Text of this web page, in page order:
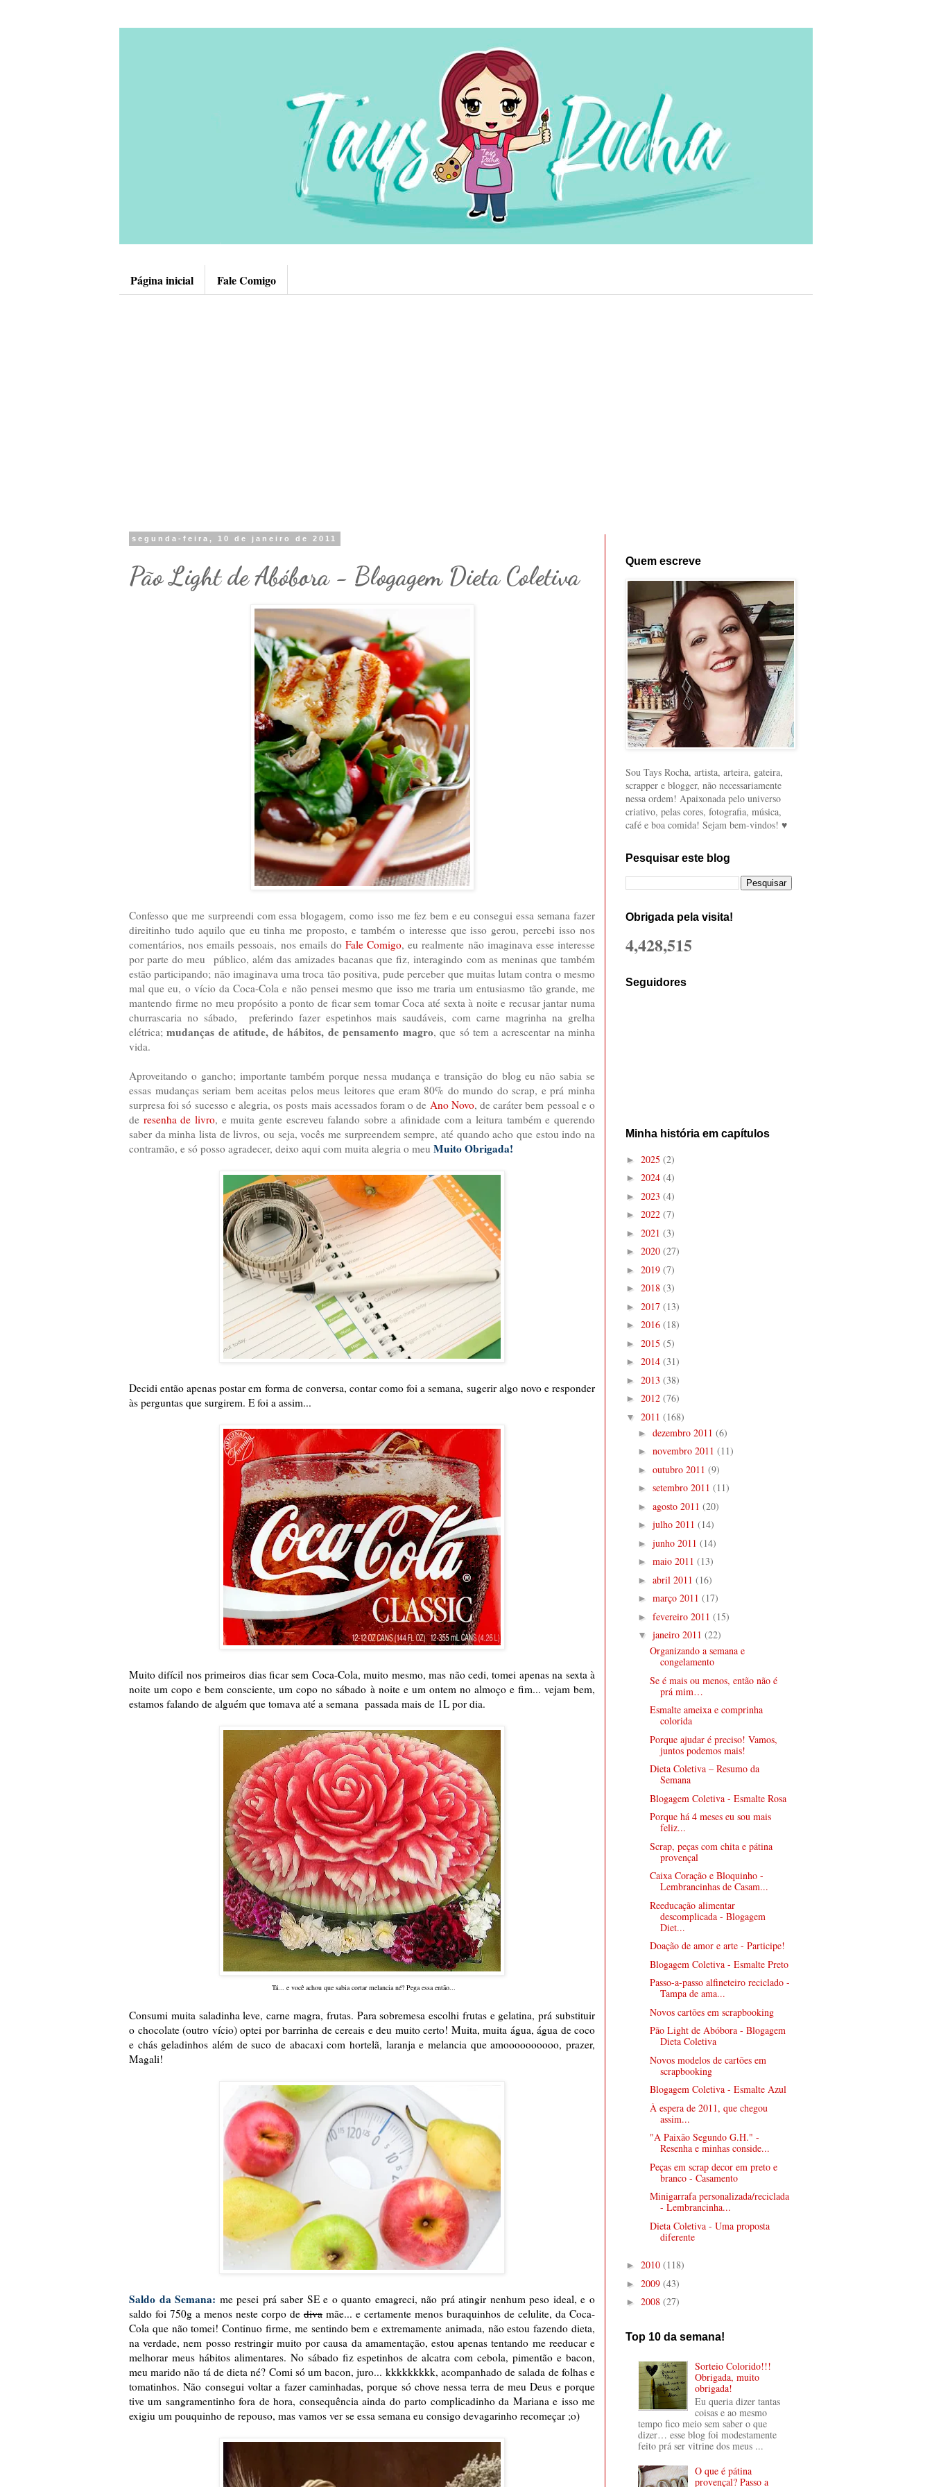
Página inicial Fale Comigo
segunda-feira, 10 de janeiro de 2011
Pão Light de Abóbora - Blogagem Dieta Coletiva
Confesso que me surpreendi com essa blogagem, como isso me fez bem e eu consegui essa semana fazer
direitinho tudo aquilo que eu tinha me proposto, e também o interesse que isso gerou, percebi isso nos
comentários, nos emails pessoais, nos emails do Fale Comigo, eu realmente não imaginava esse interesse
por parte do meu público, além das amizades bacanas que fiz, interagindo com as meninas que também
estão participando; não imaginava uma troca tão positiva, pude perceber que muitas lutam contra o mesmo
mal que eu, o vício da Coca-Cola e não pensei mesmo que isso me traria um entusiasmo tão grande, me
mantendo firme no meu propósito a ponto de ficar sem tomar Coca até sexta à noite e recusar jantar numa
churrascaria no sábado, preferindo fazer espetinhos mais saudáveis, com carne magrinha na grelha
elétrica;mudanças de atitude, de hábitos, de pensamento magro, que só tem a acrescentar na minha
vida.
Aproveitando o gancho; importante também porque nessa mudança e transição do blog eu não sabia se
essas mudanças seriam bem aceitas pelos meus leitores que eram 80% do mundo do scrap, e prá minha
surpresa foi só sucesso e alegria, os posts mais acessados foram o de Ano Novo, de caráter bem pessoal e o
de resenha de livro, e muita gente escreveu falando sobre a afinidade com a leitura também e querendo
saber da minha lista de livros, ou seja, vocês me surpreendem sempre, até quando acho que estou indo na
contramão, e só posso agradecer, deixo aqui com muita alegria o meu Muito Obrigada!
Decidi então apenas postar em forma de conversa, contar como foi a semana, sugerir algo novo e responder
às perguntas que surgirem. E foi a assim...
Muito difícil nos primeiros dias ficar sem Coca-Cola, muito mesmo, mas não cedi, tomei apenas na sexta à
noite um copo e bem consciente, um copo no sábado à noite e um ontem no almoço e fim... vejam bem,
estamos falando de alguém que tomava até a semana passada mais de 1L por dia.
Tá... e você achou que sabia cortar melancia né? Pega essa então...
Consumi muita saladinha leve, carne magra, frutas. Para sobremesa escolhi frutas e gelatina, prá substituir
o chocolate (outro vício) optei por barrinha de cereais e deu muito certo! Muita, muita água, água de coco
e chás geladinhos além de suco de abacaxi com hortelã, laranja e melancia que amoooooooooo, prazer,
Magali!
Saldo da Semana: me pesei prá saber SE e o quanto emagreci, não prá atingir nenhum peso ideal, e o
saldo foi 750g a menos neste corpo de diva mãe... e certamente menos buraquinhos de celulite, da Coca-
Cola que não tomei! Continuo firme, me sentindo bem e extremamente animada, não estou fazendo dieta,
na verdade, nem posso restringir muito por causa da amamentação, estou apenas tentando me reeducar e
melhorar meus hábitos alimentares. No sábado fiz espetinhos de alcatra com cebola, pimentão e bacon,
meu marido não tá de dieta né? Comi só um bacon, juro... kkkkkkkkk, acompanhado de salada de folhas e
tomatinhos. Não consegui voltar a fazer caminhadas, porque só chove nessa terra de meu Deus e porque
tive um sangramentinho fora de hora, consequência ainda do parto complicadinho da Mariana e isso me
exigiu um pouquinho de repouso, mas vamos ver se essa semana eu consigo devagarinho recomeçar ;o)
Quem escreve
Sou Tays Rocha, artista, arteira, gateira,
scrapper e blogger, não necessariamente
nessa ordem! Apaixonada pelo universo
criativo, pelas cores, fotografia, música,
café e boa comida! Sejam bem-vindos! ♥
Pesquisar este blog
Obrigada pela visita!
4,428,515
Seguidores
Minha história em capítulos
► 2025 (2)
► 2024 (4)
► 2023 (4)
► 2022 (7)
► 2021 (3)
► 2020 (27)
► 2019 (7)
► 2018 (3)
► 2017 (13)
► 2016 (18)
► 2015 (5)
► 2014 (31)
► 2013 (38)
► 2012 (76)
▼ 2011 (168)
► dezembro 2011 (6)
► novembro 2011 (11)
► outubro 2011 (9)
► setembro 2011 (11)
► agosto 2011 (20)
► julho 2011 (14)
► junho 2011 (14)
► maio 2011 (13)
► abril 2011 (16)
► março 2011 (17)
► fevereiro 2011 (15)
▼ janeiro 2011 (22)
Organizando a semana e
congelamento
Se é mais ou menos, então não é
prá mim…
Esmalte ameixa e comprinha
colorida
Porque ajudar é preciso! Vamos,
juntos podemos mais!
Dieta Coletiva – Resumo da
Semana
Blogagem Coletiva - Esmalte Rosa
Porque há 4 meses eu sou mais
feliz...
Scrap, peças com chita e pátina
provençal
Caixa Coração e Bloquinho -
Lembrancinhas de Casam...
Reeducação alimentar
descomplicada - Blogagem
Diet...
Doação de amor e arte - Participe!
Blogagem Coletiva - Esmalte Preto
Passo-a-passo alfineteiro reciclado -
Tampa de ama...
Novos cartões em scrapbooking
Pão Light de Abóbora - Blogagem
Dieta Coletiva
Novos modelos de cartões em
scrapbooking
Blogagem Coletiva - Esmalte Azul
À espera de 2011, que chegou
assim...
"A Paixão Segundo G.H." -
Resenha e minhas conside...
Peças em scrap decor em preto e
branco - Casamento
Minigarrafa personalizada/reciclada
- Lembrancinha...
Dieta Coletiva - Uma proposta
diferente
► 2010 (118)
► 2009 (43)
► 2008 (27)
Top 10 da semana!
Sorteio Colorido!!!
Obrigada, muito
obrigada!
Eu queria dizer tantas
coisas e ao mesmo
tempo fico meio sem saber o que
dizer… esse blog foi modestamente
feito prá ser vitrine dos meus ...
O que é pátina
provençal? Passo a